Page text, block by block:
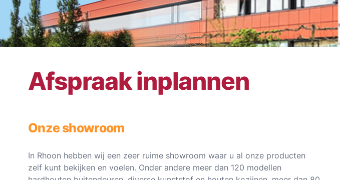
Afspraak inplannen
Onze showroom
In Rhoon hebben wij een zeer ruime showroom waar u al onze producten
zelf kunt bekijken en voelen. Onder andere meer dan 120 modellen